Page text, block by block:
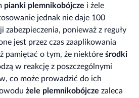
pianki plemnikobójcze i żele
jednak nie daje 100
ponieważ z reguły
jest przez czas zaaplikowania
pamiętać o tym, że niektóre środki
w reakcję z poszczególnymi
co może prowadzić do ich
żele plemnikobójcze zaleca